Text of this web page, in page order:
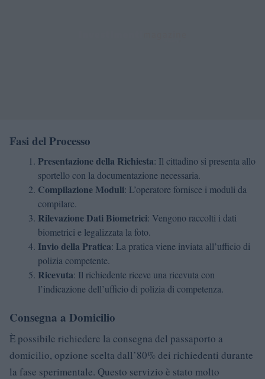
Fasi del Processo
Presentazione della Richiesta: Il cittadino si presenta allo
sportello con la documentazione necessaria.
Compilazione Moduli: L’operatore fornisce i moduli da
compilare.
Rilevazione Dati Biometrici: Vengono raccolti i dati
biometrici e legalizzata la foto.
Invio della Pratica: La pratica viene inviata all’ufficio di
polizia competente.
Ricevuta: Il richiedente riceve una ricevuta con
l’indicazione dell’ufficio di polizia di competenza.
Consegna a Domicilio
È possibile richiedere la consegna del passaporto a
domicilio, opzione scelta dall’80% dei richiedenti durante
la fase sperimentale. Questo servizio è stato molto